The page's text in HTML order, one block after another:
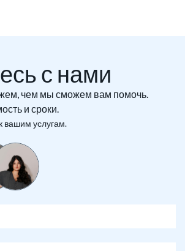
с нами
чем мы сможем вам помочь.
и сроки.
вашим услугам.